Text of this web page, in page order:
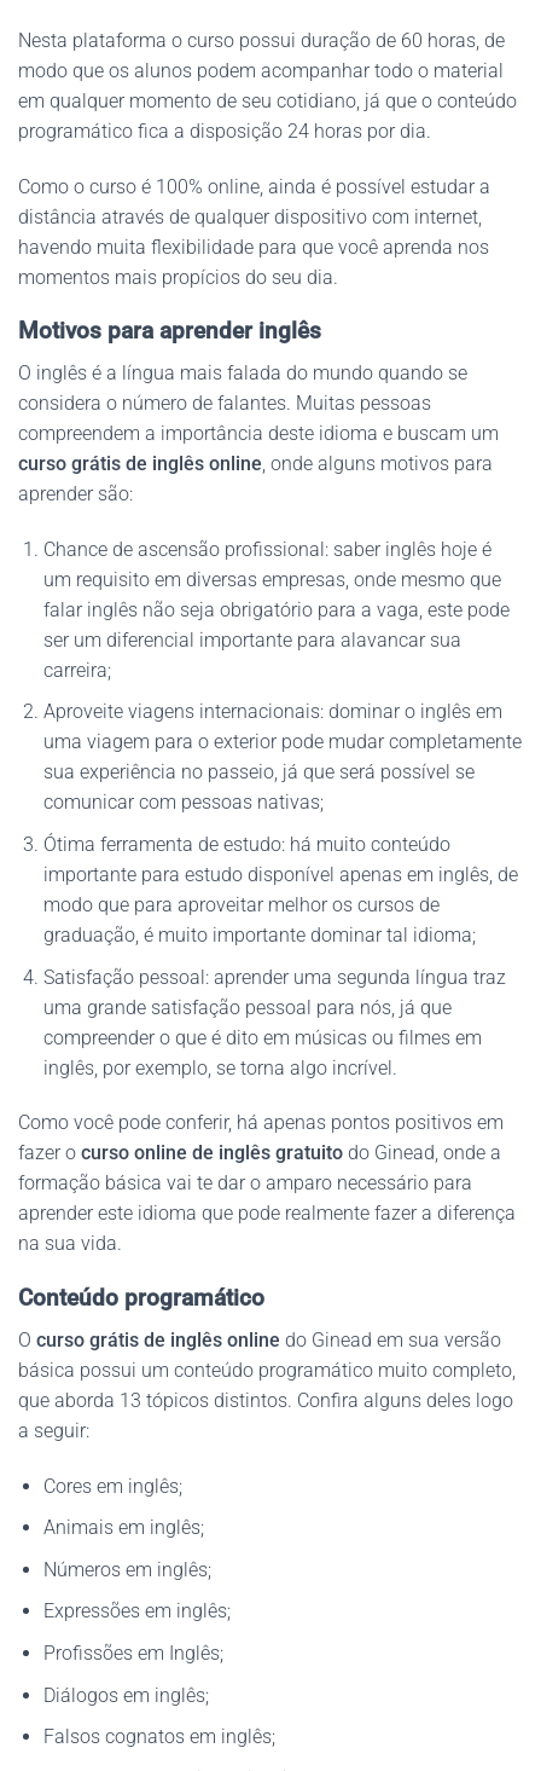
Nesta plataforma o curso possui duração de 60 horas, de
modo que os alunos podem acompanhar todo o material
em qualquer momento de seu cotidiano, já que o conteúdo
programático fica a disposição 24 horas por dia.
Como o curso é 100% online, ainda é possível estudar a
distância através de qualquer dispositivo com internet,
havendo muita flexibilidade para que você aprenda nos
momentos mais propícios do seu dia.
Motivos para aprender inglês
O inglês é a língua mais falada do mundo quando se
considera o número de falantes. Muitas pessoas
compreendem a importância deste idioma e buscam um
curso grátis de inglês online, onde alguns motivos para
aprender são:
Chance de ascensão profissional: saber inglês hoje é
um requisito em diversas empresas, onde mesmo que
falar inglês não seja obrigatório para a vaga, este pode
ser um diferencial importante para alavancar sua
carreira;
Aproveite viagens internacionais: dominar o inglês em
uma viagem para o exterior pode mudar completamente
sua experiência no passeio, já que será possível se
comunicar com pessoas nativas;
Ótima ferramenta de estudo: há muito conteúdo
importante para estudo disponível apenas em inglês, de
modo que para aproveitar melhor os cursos de
graduação, é muito importante dominar tal idioma;
Satisfação pessoal: aprender uma segunda língua traz
uma grande satisfação pessoal para nós, já que
compreender o que é dito em músicas ou filmes em
inglês, por exemplo, se torna algo incrível.
Como você pode conferir, há apenas pontos positivos em
fazer o curso online de inglês gratuito do Ginead, onde a
formação básica vai te dar o amparo necessário para
aprender este idioma que pode realmente fazer a diferença
na sua vida.
Conteúdo programático
O curso grátis de inglês online do Ginead em sua versão
básica possui um conteúdo programático muito completo,
que aborda 13 tópicos distintos. Confira alguns deles logo
a seguir:
Cores em inglês;
Animais em inglês;
Números em inglês;
Expressões em inglês;
Profissões em Inglês;
Diálogos em inglês;
Falsos cognatos em inglês;